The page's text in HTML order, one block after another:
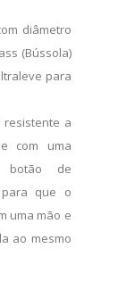
diâmetro
(Bússola)
para
resistente a
com uma
botão de
para que o
uma mão e
ao mesmo